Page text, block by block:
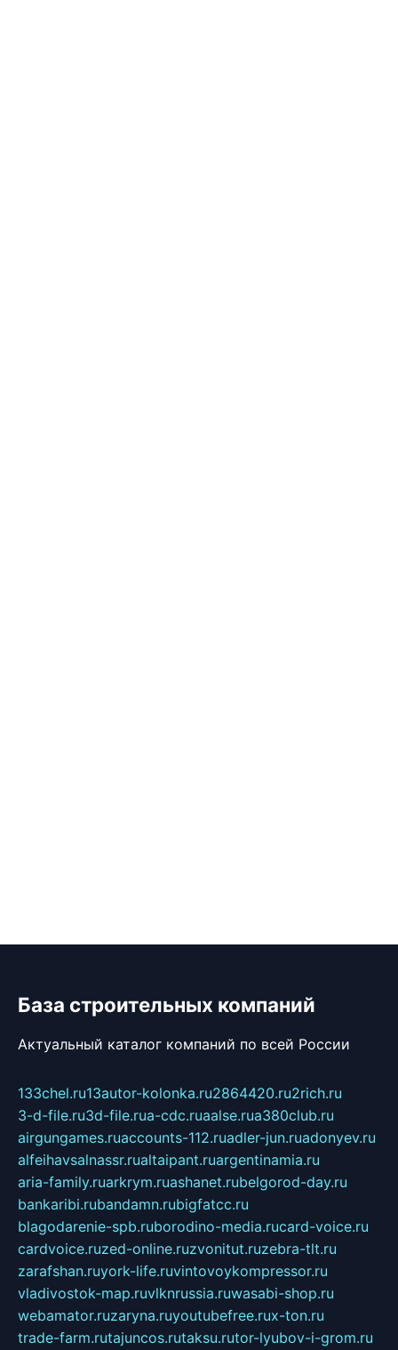
База строительных компаний
Актуальный каталог компаний по всей России
133chel.ru13autor-kolonka.ru2864420.ru2rich.ru
3-d-file.ru3d-file.rua-cdc.ruaalse.rua380club.ru
airgungames.ruaccounts-112.ruadler-jun.ruadonyev.ru
alfeihavsalnassr.rualtaipant.ruargentinamia.ru
aria-family.ruarkrym.ruashanet.rubelgorod-day.ru
bankaribi.rubandamn.rubigfatcc.ru
blagodarenie-spb.ruborodino-media.rucard-voice.ru
cardvoice.ruzed-online.ruzvonitut.ruzebra-tlt.ru
zarafshan.ruyork-life.ruvintovoykompressor.ru
vladivostok-map.ruvlknrussia.ruwasabi-shop.ru
webamator.ruzaryna.ruyoutubefree.rux-ton.ru
trade-farm.rutajuncos.rutaksu.rutor-lyubov-i-grom.ru